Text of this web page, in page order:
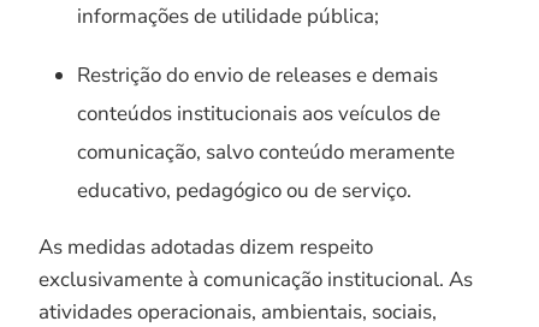
informações de utilidade pública;
Restrição do envio de releases e demais
conteúdos institucionais aos veículos de
comunicação, salvo conteúdo meramente
educativo, pedagógico ou de serviço.
As medidas adotadas dizem respeito
exclusivamente à comunicação institucional. As
atividades operacionais, ambientais, sociais,